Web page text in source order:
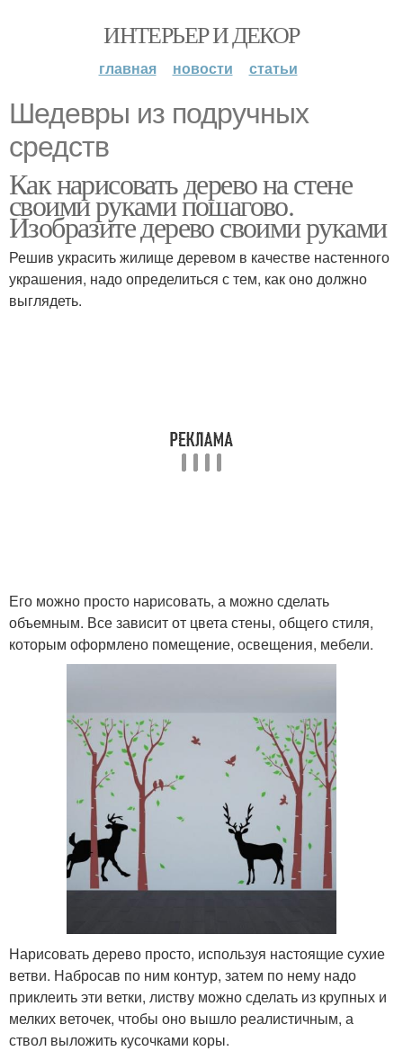
ИНТЕРЬЕР И ДЕКОР
главная новости статьи
Шедевры из подручных
средств
Как нарисовать дерево на стене
своими руками пошагово.
Изобразите дерево своими руками
Решив украсить жилище деревом в качестве настенного
украшения, надо определиться с тем, как оно должно
выглядеть.
Его можно просто нарисовать, а можно сделать
объемным. Все зависит от цвета стены, общего стиля,
которым оформлено помещение, освещения, мебели.
Нарисовать дерево просто, используя настоящие сухие
ветви. Набросав по ним контур, затем по нему надо
приклеить эти ветки, листву можно сделать из крупных и
мелких веточек, чтобы оно вышло реалистичным, а
ствол выложить кусочками коры.